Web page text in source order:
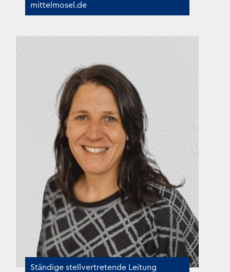
mittelmosel.de
Ständige stellvertretende Leitung